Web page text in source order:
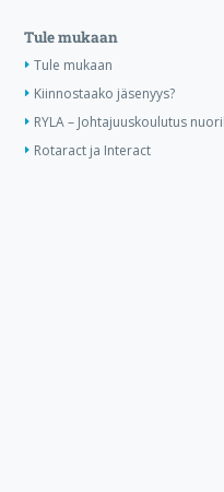
Tule mukaan
Tule mukaan
Kiinnostaako jäsenyys?
RYLA – Johtajuuskoulutus
Rotaract ja Interact